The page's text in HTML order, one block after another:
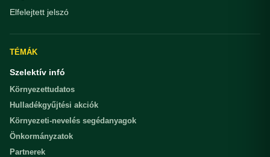
Elfelejtett jelszó
TÉMÁK
Szelektív infó
Környezettudatos
Hulladékgyűjtési akciók
Környezeti-nevelés segédanyagok
Önkormányzatok
Partnerek